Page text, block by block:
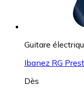
Guitare
Ibanez RG
Dès